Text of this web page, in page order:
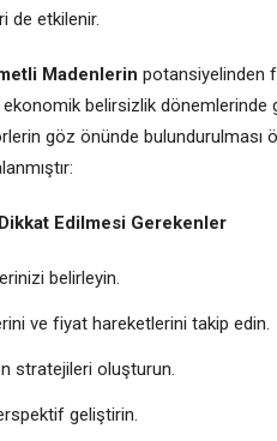
de etkilenir.
Madenlerin potansiyelinden
belirsizlik dönemlerinde
göz önünde bulundurulması
Edilmesi Gerekenler
belirleyin.
ve fiyat hareketlerini takip edin.
stratejileri oluşturun.
geliştirin.